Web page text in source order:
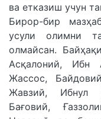
ва етказиш учун
Бирор-бир
усули олимни
олмайсан.
Асқалоний, Ибн
Жассос,
Жавзий, Ибнул
Бағовий,